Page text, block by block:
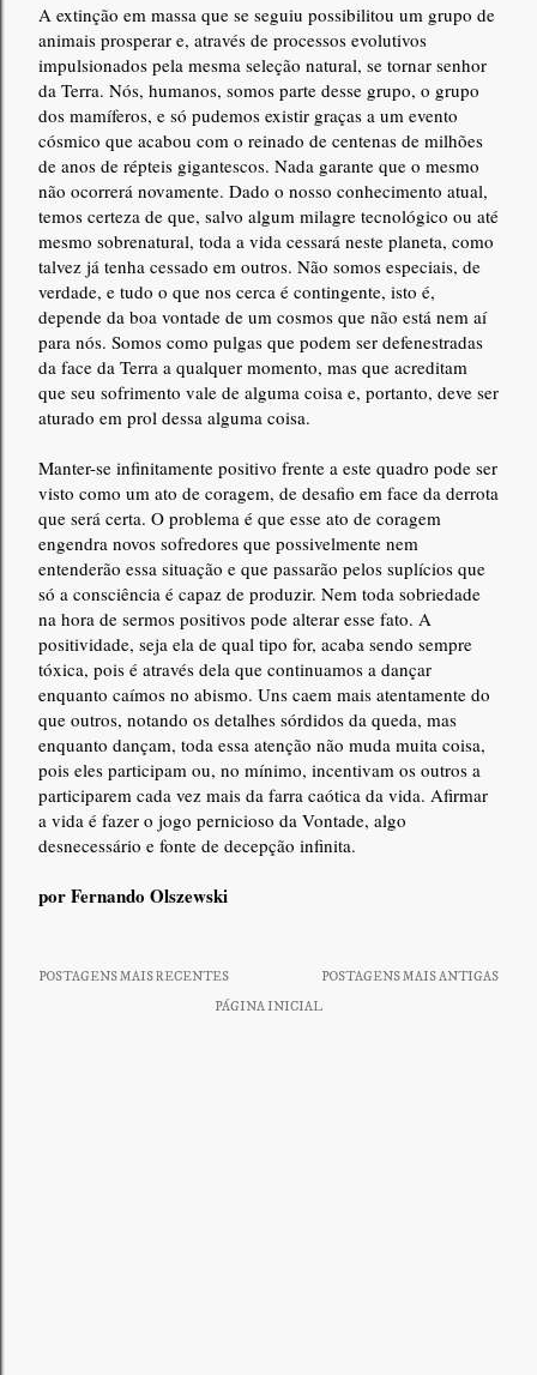
A extinção em massa que se seguiu possibilitou um grupo de
animais prosperar e, através de processos evolutivos
impulsionados pela mesma seleção natural, se tornar senhor
da Terra. Nós, humanos, somos parte desse grupo, o grupo
dos mamíferos, e só pudemos existir graças a um evento
cósmico que acabou com o reinado de centenas de milhões
de anos de répteis gigantescos. Nada garante que o mesmo
não ocorrerá novamente. Dado o nosso conhecimento atual,
temos certeza de que, salvo algum milagre tecnológico ou até
mesmo sobrenatural, toda a vida cessará neste planeta, como
talvez já tenha cessado em outros. Não somos especiais, de
verdade, e tudo o que nos cerca é contingente, isto é,
depende da boa vontade de um cosmos que não está nem aí
para nós. Somos como pulgas que podem ser defenestradas
da face da Terra a qualquer momento, mas que acreditam
que seu sofrimento vale de alguma coisa e, portanto, deve ser
aturado em prol dessa alguma coisa.
Manter-se infinitamente positivo frente a este quadro pode ser
visto como um ato de coragem, de desafio em face da derrota
que será certa. O problema é que esse ato de coragem
engendra novos sofredores que possivelmente nem
entenderão essa situação e que passarão pelos suplícios que
só a consciência é capaz de produzir. Nem toda sobriedade
na hora de sermos positivos pode alterar esse fato. A
positividade, seja ela de qual tipo for, acaba sendo sempre
tóxica, pois é através dela que continuamos a dançar
enquanto caímos no abismo. Uns caem mais atentamente do
que outros, notando os detalhes sórdidos da queda, mas
enquanto dançam, toda essa atenção não muda muita coisa,
pois eles participam ou, no mínimo, incentivam os outros a
participarem cada vez mais da farra caótica da vida. Afirmar
a vida é fazer o jogo pernicioso da Vontade, algo
desnecessário e fonte de decepção infinita.
por Fernando Olszewski
POSTAGENS MAIS RECENTES
POSTAGENS MAIS ANTIGAS
PÁGINA INICIAL